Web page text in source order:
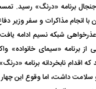
برنامه «درنگ» رسید.
انجام مذاکرات و سفر وزیر
شبکه نسیم ادامه
برنامه «سیمای خانواده»
اقدام نابخردانه برنامه
سلامت داشت، اما وقوع این
کشته شدند